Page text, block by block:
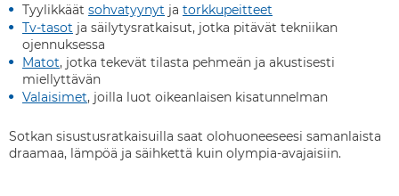
Tyylikkäät sohvatyynyt ja torkkupeitteet
Tv-tasot ja säilytysratkaisut, jotka pitävät tekniikan
ojennuksessa
Matot, jotka tekevät tilasta pehmeän ja akustisesti
miellyttävän
Valaisimet, joilla luot oikeanlaisen kisatunnelman
Sotkan sisustusratkaisuilla saat olohuoneeseesi samanlaista
draamaa, lämpöä ja säihkettä kuin olympia-avajaisiin.